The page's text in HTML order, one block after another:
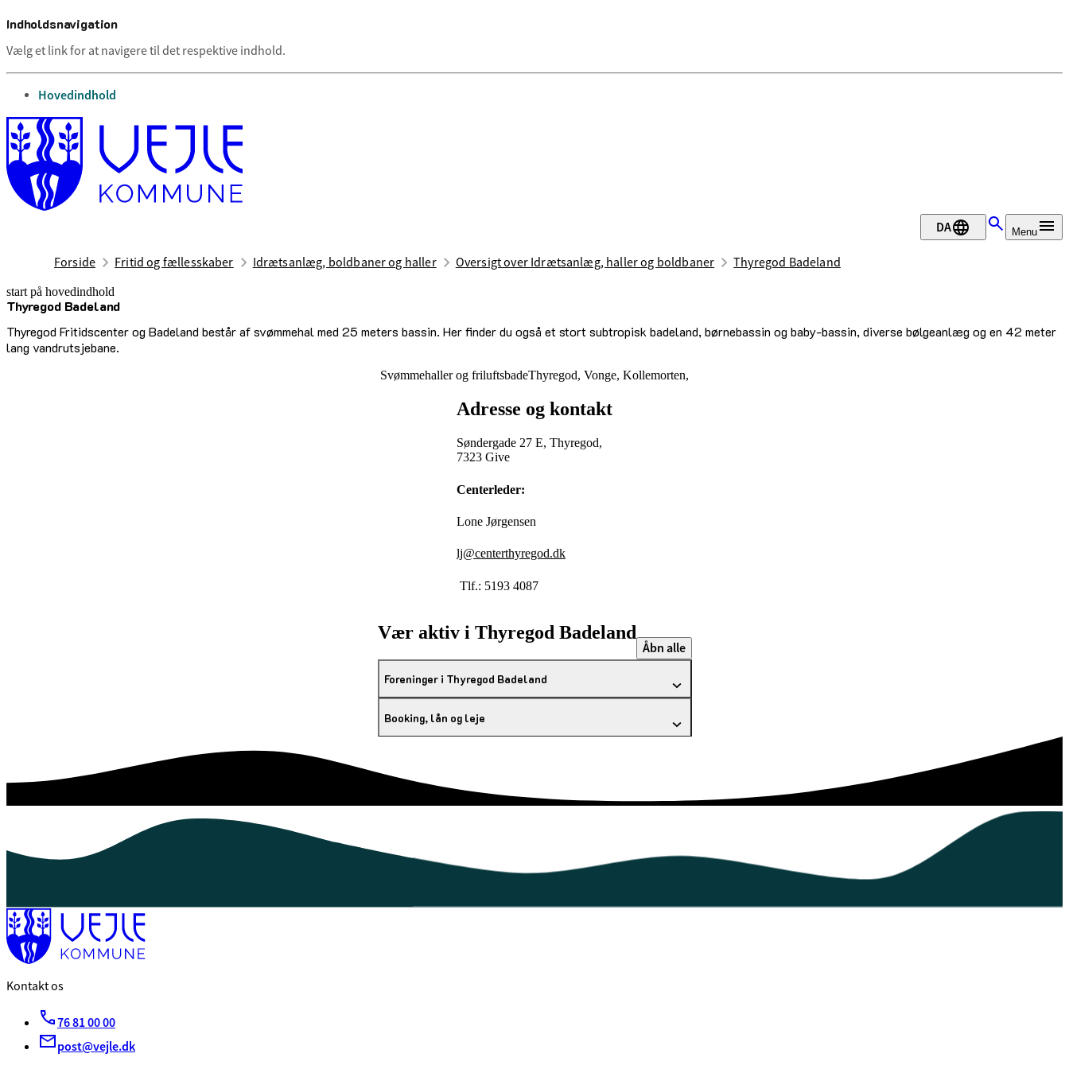
Indholdsnavigation
Vælg et link for at navigere til det respektive indhold.
gå til
Hovedindhold
DA Menu
Forside Fritid og fællesskaber Idrætsanlæg, boldbaner og haller Oversigt over Idrætsanlæg, haller og boldbaner Thyregod Badeland
start på hovedindhold
Thyregod Badeland
Thyregod Fritidscenter og Badeland består af svømmehal med 25 meters bassin. Her finder du også et stort subtropisk badeland, børnebassin og baby-bassin, diverse bølgeanlæg og en 42 meter
lang vandrutsjebane.
senest opdateret 17. februar 2026
Svømmehaller og friluftsbadeThyregod, Vonge, Kollemorten,
Adresse og kontakt
Søndergade 27 E, Thyregod,
7323 Give
Centerleder:
Lone Jørgensen
lj@centerthyregod.dk
Tlf.: 5193 4087
Vær aktiv i Thyregod Badeland
Åbn alle
Foreninger i Thyregod Badeland
Booking, lån og leje
Kontakt os
76 81 00 00
post@vejle.dk